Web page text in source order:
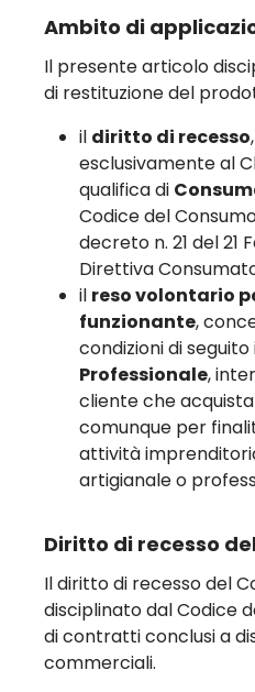
Ambito di
Il presente articolo
di restituzione del
il diritto di recesso
esclusivamente al
qualifica di
Codice del
decreto n. 21 del 21
Direttiva
il reso volontario
funzionante,
condizioni di
Professionale,
cliente che
comunque per
attività
artigianale o
Diritto di recesso
Il diritto di recesso del
disciplinato dal Codice
di contratti conclusi a
commerciali.